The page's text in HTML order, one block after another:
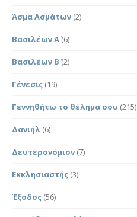
Άσμα Ασμάτων (2)
Βασιλέων Α΄(6)
Βασιλέων Β΄ (2)
Γένεσις (19)
Γεννηθήτω το θέλημα σου (215)
Δανιήλ (6)
Δευτερονόμιον (7)
Εκκλησιαστής (3)
Έξοδος (56)